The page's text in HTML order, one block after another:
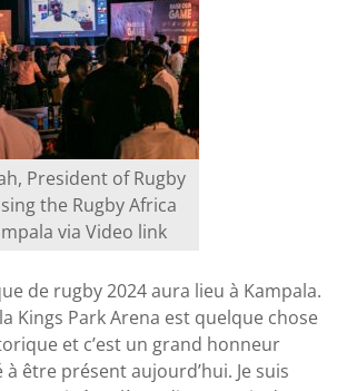
President of Rugby
the Rugby Africa
via Video link
de rugby 2024 aura lieu à Kampala.
Kings Park Arena est quelque chose
et c’est un grand honneur
à être présent aujourd’hui. Je suis